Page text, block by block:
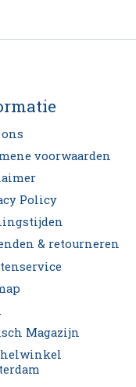
voorwaarden
Policy
& retourneren
Magazijn